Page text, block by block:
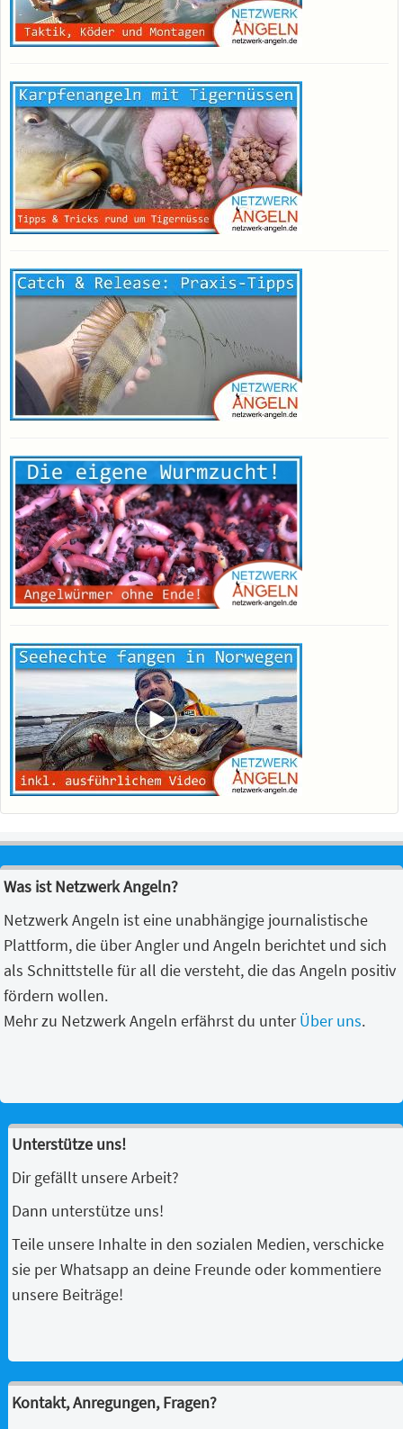
Was ist Netzwerk Angeln?
Netzwerk Angeln ist eine unabhängige journalistische
Plattform, die über Angler und Angeln berichtet und sich
als Schnittstelle für all die versteht, die das Angeln positiv
fördern wollen.
Mehr zu Netzwerk Angeln erfährst du unterÜber uns.
Unterstütze uns!
Dir gefällt unsere Arbeit?
Dann unterstütze uns!
Teile unsere Inhalte in den sozialen Medien, verschicke
sie per Whatsapp an deine Freunde oder kommentiere
unsere Beiträge!
Kontakt, Anregungen, Fragen?